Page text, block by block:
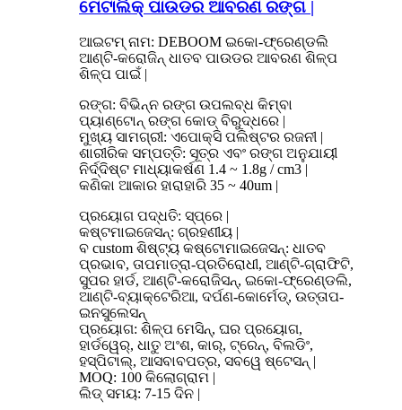
ମେଟାଲିକ୍ ପାଉଡର ଆବରଣ ରଙ୍ଗ |
ଆଇଟମ୍ ନାମ: DEBOOM ଇକୋ-ଫ୍ରେଣ୍ଡଲି
ଆଣ୍ଟି-କରୋଜିନ୍ ଧାତବ ପାଉଡର ଆବରଣ ଶିଳ୍ପ
ଶିଳ୍ପ ପାଇଁ |
ରଙ୍ଗ: ବିଭିନ୍ନ ରଙ୍ଗ ଉପଲବ୍ଧ କିମ୍ବା
ପ୍ୟାଣ୍ଟୋନ୍ ରଙ୍ଗ କୋଡ୍ ବିରୁଦ୍ଧରେ |
ମୁଖ୍ୟ ସାମଗ୍ରୀ: ଏପୋକ୍ସି ପଲିଷ୍ଟର ରଜନୀ |
ଶାରୀରିକ ସମ୍ପତ୍ତି: ସୂତ୍ର ଏବଂ ରଙ୍ଗ ଅନୁଯାୟୀ
ନିର୍ଦ୍ଦିଷ୍ଟ ମାଧ୍ୟାକର୍ଷଣ 1.4 ~ 1.8g / cm3 |
କଣିକା ଆକାର ହାରାହାରି 35 ~ 40um |
ପ୍ରୟୋଗ ପଦ୍ଧତି: ସ୍ପ୍ରେ |
କଷ୍ଟମାଇଜେସନ୍: ଗ୍ରହଣୀୟ |
ବ custom ଶିଷ୍ଟ୍ୟ କଷ୍ଟୋମାଇଜେସନ୍: ଧାତବ
ପ୍ରଭାବ, ତାପମାତ୍ରା-ପ୍ରତିରୋଧୀ, ଆଣ୍ଟି-ଗ୍ରାଫିଟି,
ସୁପର ହାର୍ଡ, ଆଣ୍ଟି-କରୋଜିସନ୍, ଇକୋ-ଫ୍ରେଣ୍ଡଲି,
ଆଣ୍ଟି-ବ୍ୟାକ୍ଟେରିଆ, ଦର୍ପଣ-କୋର୍ମେଡ୍, ଉତ୍ତାପ-
ଇନସୁଲେସନ୍
ପ୍ରୟୋଗ: ଶିଳ୍ପ ମେସିନ୍, ଘର ପ୍ରୟୋଗ,
ହାର୍ଡୱେର୍, ଧାତୁ ଅଂଶ, କାର୍, ଟ୍ରେନ୍, ବିଲଡିଂ,
ହସ୍ପିଟାଲ୍, ଆସବାବପତ୍ର, ସବୱେ ଷ୍ଟେସନ୍ |
MOQ: 100 କିଲୋଗ୍ରାମ |
ଲିଡ୍ ସମୟ: 7-15 ଦିନ |